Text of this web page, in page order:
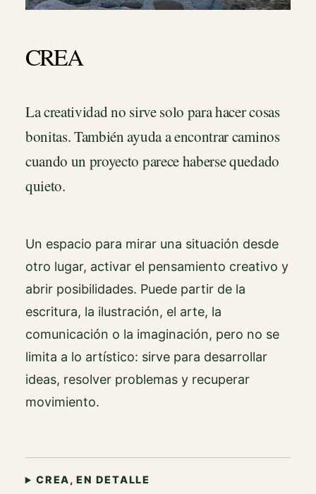
CREA
La creatividad no sirve solo para hacer cosas
bonitas. También ayuda a encontrar caminos
cuando un proyecto parece haberse quedado
quieto.
Un espacio para mirar una situación desde
otro lugar, activar el pensamiento creativo y
abrir posibilidades. Puede partir de la
escritura, la ilustración, el arte, la
comunicación o la imaginación, pero no se
limita a lo artístico: sirve para desarrollar
ideas, resolver problemas y recuperar
movimiento.
CREA, EN DETALLE